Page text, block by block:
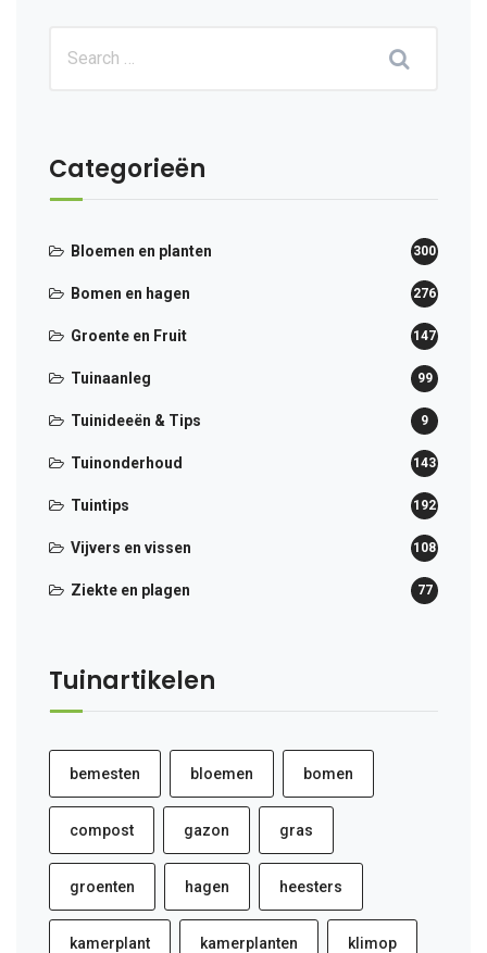
Categorieën
Bloemen en planten 300
Bomen en hagen 276
Groente en Fruit 147
Tuinaanleg 99
Tuinideeën & Tips 9
Tuinonderhoud 143
Tuintips 192
Vijvers en vissen 108
Ziekte en plagen 77
Tuinartikelen
bemesten bloemen bomen
compost gazon gras
groenten hagen heesters
kamerplant kamerplanten klimop